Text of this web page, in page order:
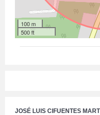
100 m
500 ft
JOSÉ LUIS CIFUENTES